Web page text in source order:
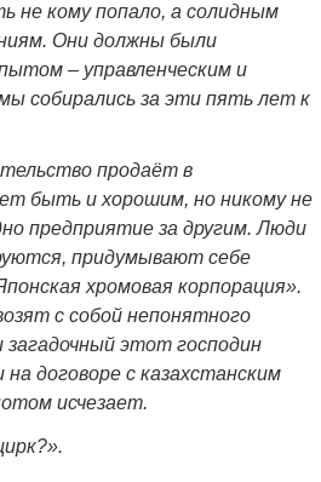
не кому попало, а солидным
Они должны были
– управленческим и
собирались за эти пять лет к
продаёт в
быть и хорошим, но никому не
предприятие за другим. Люди
придумывают себе
хромовая корпорация».
с собой непонятного
загадочный этот господин
договоре с казахстанским
исчезает.